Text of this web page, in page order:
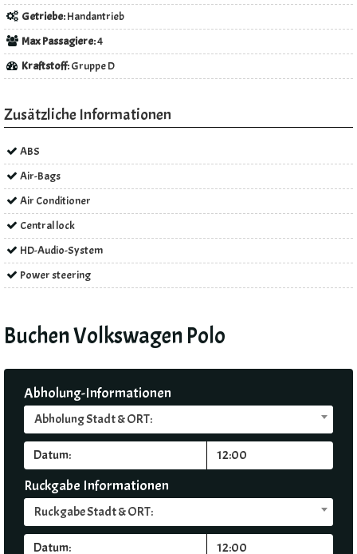
Getriebe:Handantrieb
Max Passagiere:4
Kraftstoff:Gruppe D
Zusätzliche Informationen
ABS
Air-Bags
Air Conditioner
Central lock
HD-Audio-System
Power steering
Buchen Volkswagen Polo
Abholung-Informationen
Abholung Stadt & ORT:
Ruckgabe Informationen
Ruckgabe Stadt & ORT: